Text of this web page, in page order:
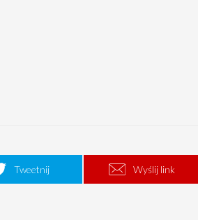
Tweetnij Wyślij link